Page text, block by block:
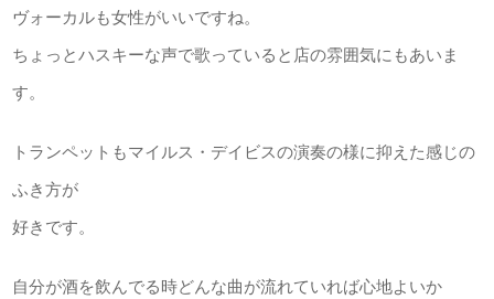
ヴォーカルも女性がいいですね。
ちょっとハスキーな声で歌っていると店の雰囲気にもあいま
す。
トランペットもマイルス・デイビスの演奏の様に抑えた感じの
ふき方が
好きです。
自分が酒を飲んでる時どんな曲が流れていれば心地よいか